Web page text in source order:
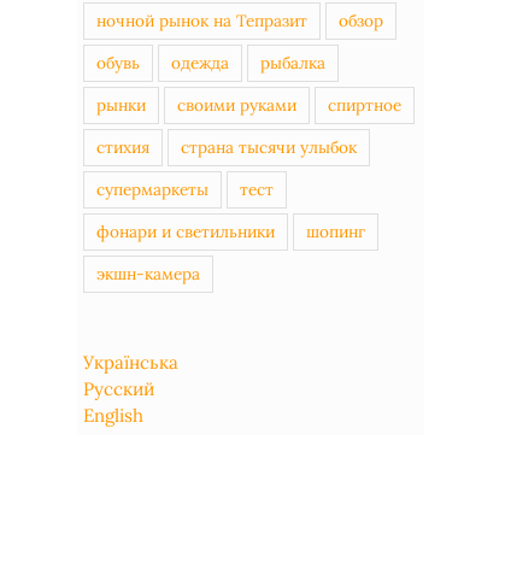
ночной рынок на Тепразит
обзор
обувь
одежда
рыбалка
рынки
своими руками
спиртное
стихия
страна тысячи улыбок
супермаркеты
тест
фонари и светильники
шопинг
экшн-камера
Українська
Русский
English